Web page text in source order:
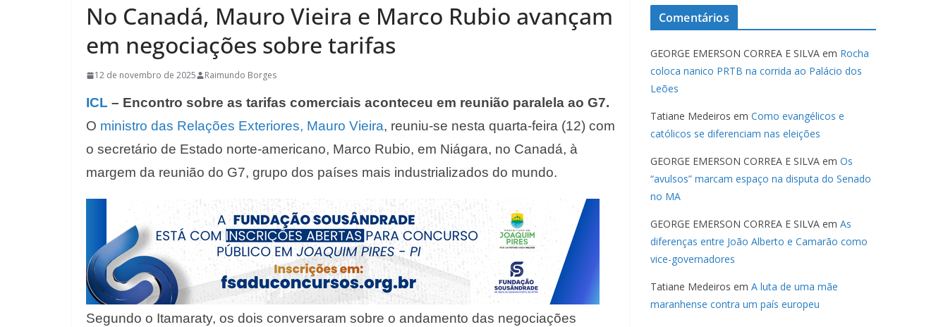
No Canadá, Mauro Vieira e Marco Rubio avançam
em negociações sobre tarifas
12 de novembro de 2025 Raimundo Borges
ICL – Encontro sobre as tarifas comerciais aconteceu em reunião paralela ao G7.
O ministro das Relações Exteriores, Mauro Vieira, reuniu-se nesta quarta-feira (12) com
o secretário de Estado norte-americano, Marco Rubio, em Niágara, no Canadá, à
margem da reunião do G7, grupo dos países mais industrializados do mundo.
Segundo o Itamaraty, os dois conversaram sobre o andamento das negociações
Comentários
GEORGE EMERSON CORREA E SILVA em Rocha
coloca nanico PRTB na corrida ao Palácio dos
Leões
Tatiane Medeiros em Como evangélicos e
católicos se diferenciam nas eleições
GEORGE EMERSON CORREA E SILVA em Os
“avulsos” marcam espaço na disputa do Senado
no MA
GEORGE EMERSON CORREA E SILVA em As
diferenças entre João Alberto e Camarão como
vice-governadores
Tatiane Medeiros em A luta de uma mãe
maranhense contra um país europeu